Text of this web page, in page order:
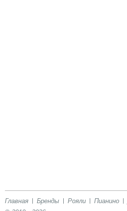
Главная Бренды Рояли Пианино